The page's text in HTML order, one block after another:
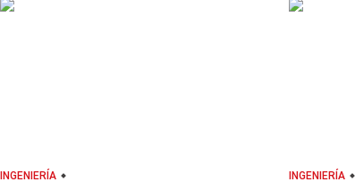
INGENIERÍA INGENIERÍA